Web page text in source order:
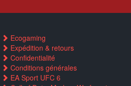
Ecogaming
Expédition & retours
Confidentialité
Conditions générales
EA Sport UFC 6